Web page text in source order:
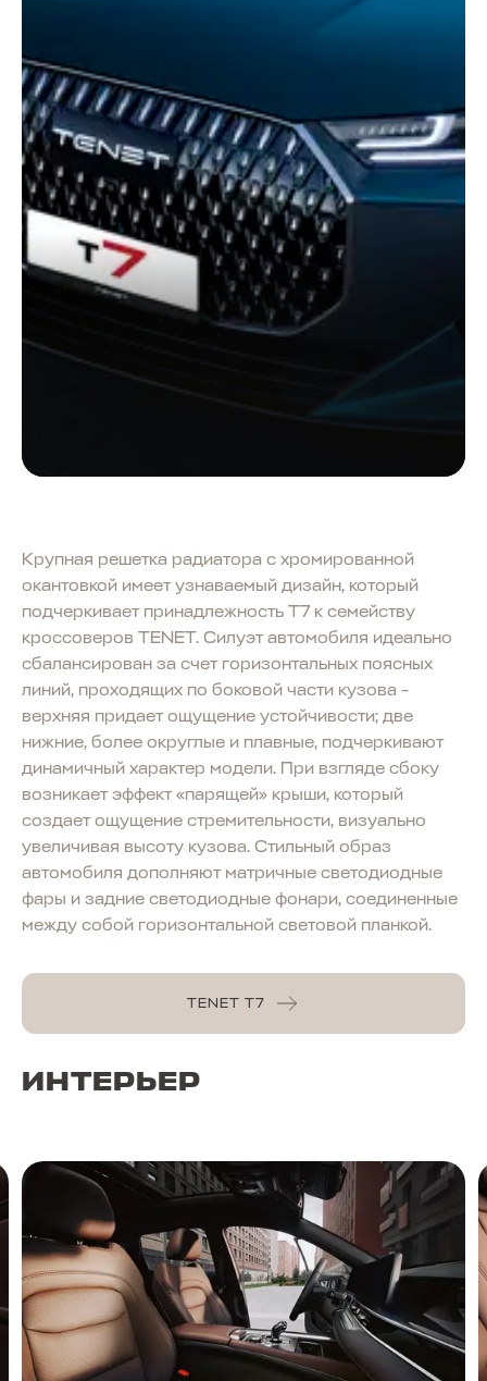
Крупная решетка радиатора с хромированной
окантовкой имеет узнаваемый дизайн, который
подчеркивает принадлежность T7 к семейству
кроссоверов TENET. Силуэт автомобиля идеально
сбалансирован за счет горизонтальных поясных
линий, проходящих по боковой части кузова -
верхняя придает ощущение устойчивости; две
нижние, более округлые и плавные, подчеркивают
динамичный характер модели. При взгляде сбоку
возникает эффект «парящей» крыши, который
создает ощущение стремительности, визуально
увеличивая высоту кузова. Стильный образ
автомобиля дополняют матричные светодиодные
фары и задние светодиодные фонари, соединенные
между собой горизонтальной световой планкой.
TENET T7
ИНТЕРЬЕР